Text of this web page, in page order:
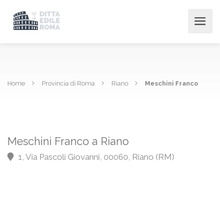
Home Provincia di Roma Riano Meschini Franco
Meschini Franco a Riano
1, Via Pascoli Giovanni, 00060, Riano (RM)